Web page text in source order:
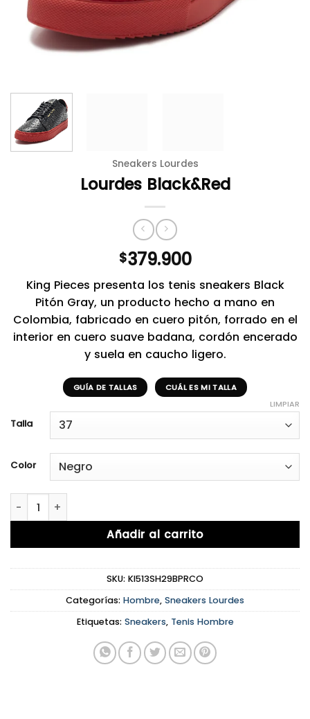
Sneakers Lourdes
Lourdes Black&Red
$379.900
King Pieces presenta los tenis sneakers Black
Pitón Gray, un producto hecho a mano en
Colombia, fabricado en cuero pitón, forrado en el
interior en cuero suave badana, cordón encerado
y suela en caucho ligero.
GUÍA DE TALLAS CUÁL ES MI TALLA
Talla
Color
LIMPIAR
Lourdes Black&Red cantidad
Añadir al carrito
SKU: KI513SH29BPRCO
Categorías: Hombre, Sneakers Lourdes
Etiquetas: Sneakers, Tenis Hombre